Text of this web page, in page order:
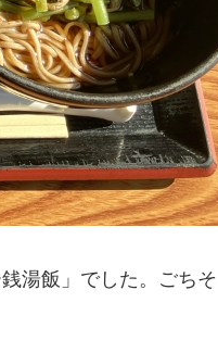
湯飯」でした。ごちそ